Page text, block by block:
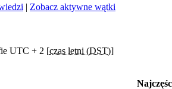
| Zobacz aktywne wątki
UTC + 2 [czas letni (DST)]